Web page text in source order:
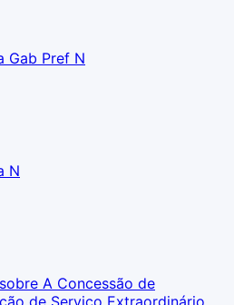
Gab Pref N
N
A Concessão de